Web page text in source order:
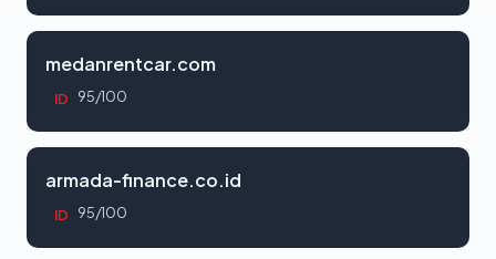
medanrentcar.com
ID 95/100
armada-finance.co.id
ID 95/100